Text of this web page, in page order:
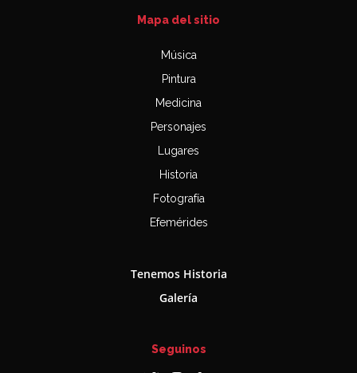
Mapa del sitio
Música
Pintura
Medicina
Personajes
Lugares
Historia
Fotografía
Efemérides
Tenemos Historia
Galería
Seguinos